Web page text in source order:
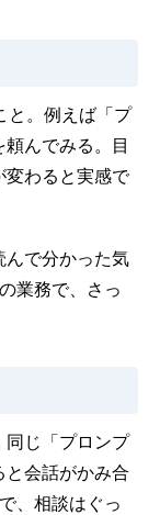
と。例えば「プ
んでみる。目
変わると実感で
んで分かった気
業務で、さっ
同じ「プロンプ
と会話がかみ合
、相談はぐっ